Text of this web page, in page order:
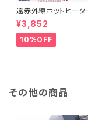
遠赤外線ホットヒータ
ズ チワワ 小型犬 犬 ペット用ヒ
ーター 湯たんぽ 暖房
ズ 温度 温かい あった
か 暖か 設定 暖房器
¥3,852
10%OFF
その他の商品